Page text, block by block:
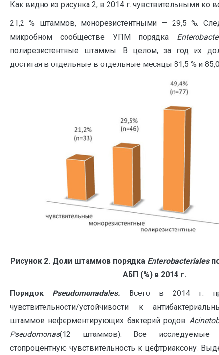
Как видно из рисунка 2, в 2014 г. чувствительными ко
21,2 % штаммов, монорезистентными — 29,5 %.
микробном сообществе УПМ порядка
полирезистентные штаммы. В целом, за год их
достигая в отдельные в отдельные месяцы 81,5 % и
Рисунок 2. Доли штаммов порядка Enterobacteriales
АБП (%) в 2014 г.
Порядок Pseudomonadales.
Всего в 2014 г.
чувствительности/устойчивости к
штаммов неферментирующих бактерий родов
Pseudomonas(12 штаммов). Все исследуемые
стопроцентную чувствительность к цефтриаксону.